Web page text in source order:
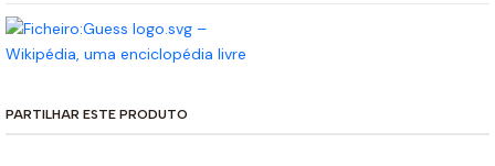
PARTILHAR ESTE PRODUTO